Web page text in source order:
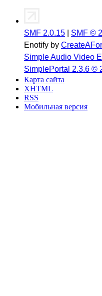
SMF 2.0.15 SMF ©
Enotify by
Simple Audio Video
SimplePortal 2.3.6 ©
Карта сайта
XHTML
RSS
Мобильная версия